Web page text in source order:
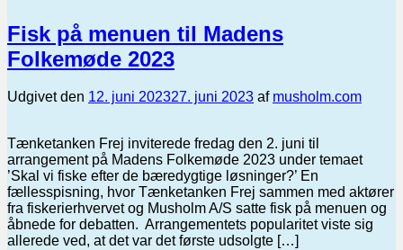
Fisk på menuen til Madens
Folkemøde 2023
Udgivet den 12. juni 202327. juni 2023 af musholm.com
Tænketanken Frej inviterede fredag den 2. juni til
arrangement på Madens Folkemøde 2023 under temaet
’Skal vi fiske efter de bæredygtige løsninger?’ En
fællesspisning, hvor Tænketanken Frej sammen med aktører
fra fiskerierhvervet og Musholm A/S satte fisk på menuen og
åbnede for debatten. Arrangementets popularitet viste sig
allerede ved, at det var det første udsolgte […]